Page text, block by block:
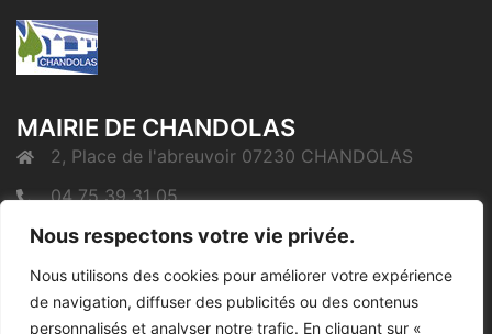
Nous respectons votre vie privée.
Nous utilisons des cookies pour améliorer votre expérience
de navigation, diffuser des publicités ou des contenus
personnalisés et analyser notre trafic. En cliquant sur «
MAIRIE DE CHANDOLAS
2, Place de l'abreuvoir 07230 CHANDOLAS
04 75 39 31 05
mairie@chandolas.fr
Mentions Légales